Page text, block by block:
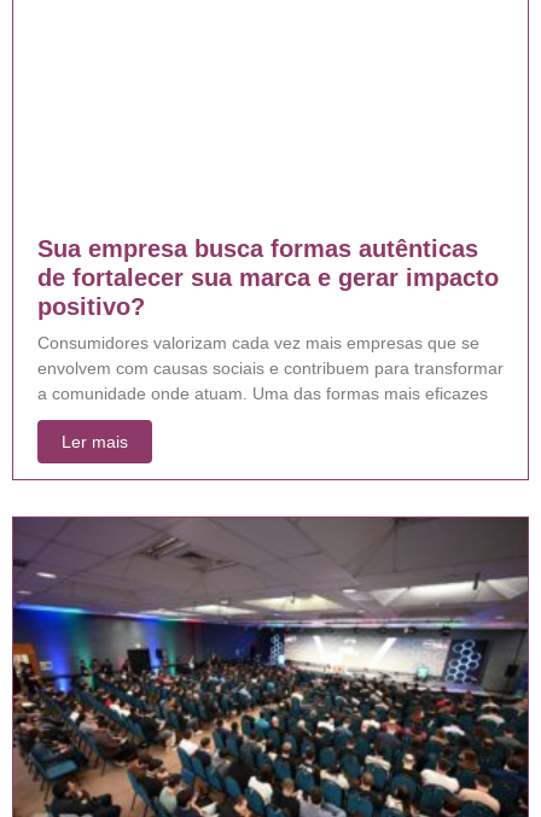
Sua empresa busca formas autênticas
de fortalecer sua marca e gerar impacto
positivo?
Consumidores valorizam cada vez mais empresas que se
envolvem com causas sociais e contribuem para transformar
a comunidade onde atuam. Uma das formas mais eficazes
Ler mais